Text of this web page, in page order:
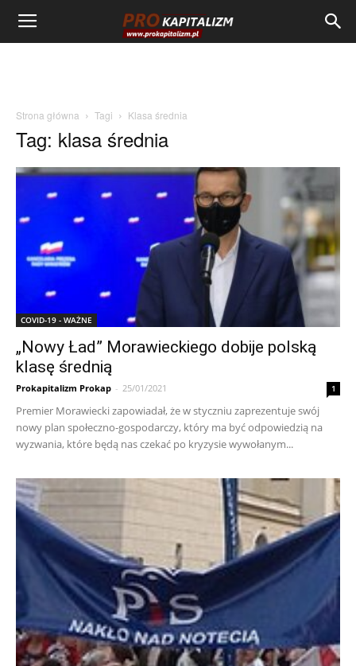
Strona główna Tagi Klasa średnia
Tag: klasa średnia
COVID-19 - WAŻNE
„Nowy Ład” Morawieckiego dobije polską
klasę średnią
Prokapitalizm Prokap - 25/01/2021 1
Premier Morawiecki zapowiadał, że w styczniu zaprezentuje swój
nowy plan społeczno-gospodarczy, który ma być odpowiedzią na
wyzwania, które będą nas czekać po kryzysie wywołanym...